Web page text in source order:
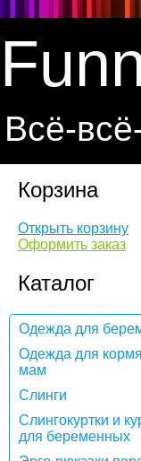
Всё-
Корзина
Открыть корзину
Оформить заказ
Каталог
Одежда для
Одежда для
мам
Слинги
Слингокуртки и
для беременных